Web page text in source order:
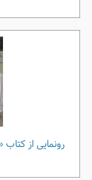
رونمایی از